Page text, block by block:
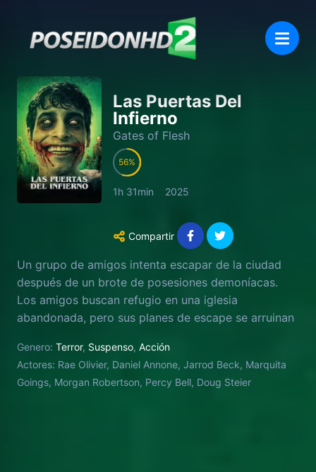
Las Puertas Del
Infierno
Gates of Flesh
56
1h 31min 2025
Compartir
Un grupo de amigos intenta escapar de la ciudad
después de un brote de posesiones demoníacas.
Los amigos buscan refugio en una iglesia
abandonada, pero sus planes de escape se arruinan
Genero: Terror, Suspenso, Acción
Actores: Rae Olivier, Daniel Annone, Jarrod Beck, Marquita
Goings, Morgan Robertson, Percy Bell, Doug Steier